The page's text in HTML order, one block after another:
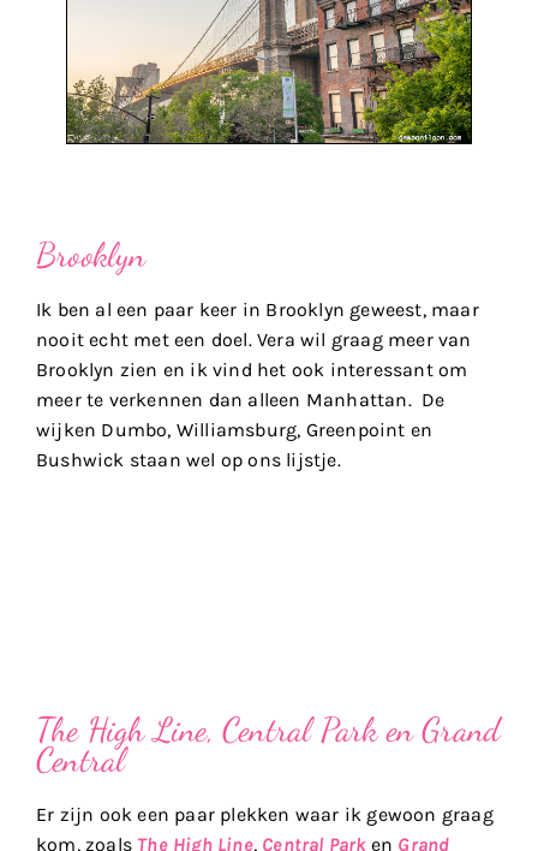
Brooklyn
Ik ben al een paar keer in Brooklyn geweest, maar
nooit echt met een doel. Vera wil graag meer van
Brooklyn zien en ik vind het ook interessant om
meer te verkennen dan alleen Manhattan. De
wijken Dumbo, Williamsburg, Greenpoint en
Bushwick staan wel op ons lijstje.
The High Line, Central Park en Grand
Central
Er zijn ook een paar plekken waar ik gewoon graag
kom, zoals The High Line, Central Parken Grand